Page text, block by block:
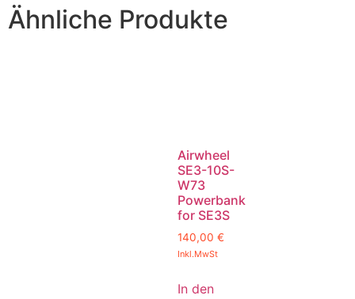
Ähnliche Produkte
Airwheel
SE3-10S-
W73
Powerbank
for SE3S
140,00 €
Inkl.MwSt
In den